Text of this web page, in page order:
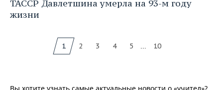
ТАССР Давлетшина умерла на 93-м году
жизни
1 2 3 4 5 ... 10